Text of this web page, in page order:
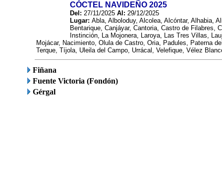
CÓCTEL NAVIDEÑO 2025
Del: 27/11/2025 Al: 29/12/2025
Lugar: Abla, Alboloduy, Alcolea, Alcóntar, Alhabia,
Bentarique, Canjáyar, Cantoria, Castro de
Instinción, La Mojonera, Laroya, Las Tres Villas,
Mojácar, Nacimiento, Olula de Castro, Oria, Padules, Paterna
Terque, Tíjola, Uleila del Campo, Urrácal, Velefique, Vélez
Fiñana
Fuente Victoria (Fondón)
Gérgal